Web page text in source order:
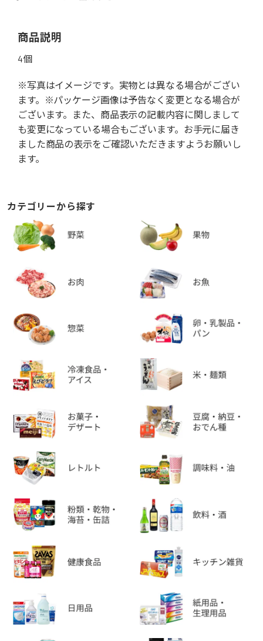
商品説明
4個
※写真はイメージです。実物とは異なる場合がござい
ます。※パッケージ画像は予告なく変更となる場合が
ございます。また、商品表示の記載内容に関しまして
も変更になっている場合もございます。お手元に届き
ました商品の表示をご確認いただきますようお願いし
ます。
カテゴリーから探す